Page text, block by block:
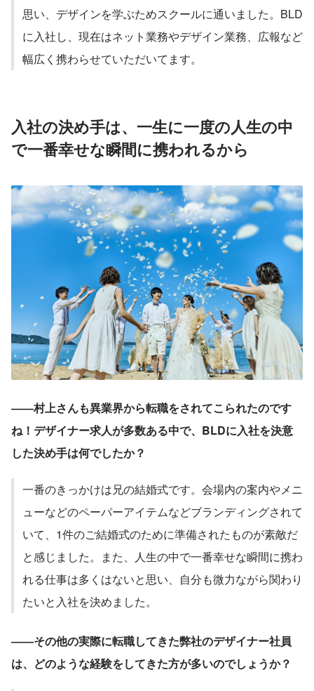
思い、デザインを学ぶためスクールに通いました。BLD
に入社し、現在はネット業務やデザイン業務、広報など
幅広く携わらせていただいてます。
入社の決め手は、一生に一度の人生の中
で一番幸せな瞬間に携われるから
――村上さんも異業界から転職をされてこられたのです
ね！デザイナー求人が多数ある中で、BLDに入社を決意
した決め手は何でしたか？
一番のきっかけは兄の結婚式です。会場内の案内やメニ
ューなどのペーパーアイテムなどブランディングされて
いて、1件のご結婚式のために準備されたものが素敵だ
と感じました。また、人生の中で一番幸せな瞬間に携わ
れる仕事は多くはないと思い、自分も微力ながら関わり
たいと入社を決めました。
――その他の実際に転職してきた弊社のデザイナー社員
は、どのような経験をしてきた方が多いのでしょうか？